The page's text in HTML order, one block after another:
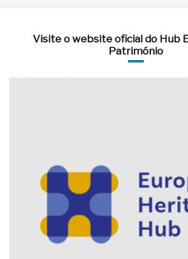
Visite o website oficial do Hub
Património